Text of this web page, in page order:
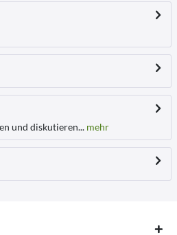
und diskutieren... mehr